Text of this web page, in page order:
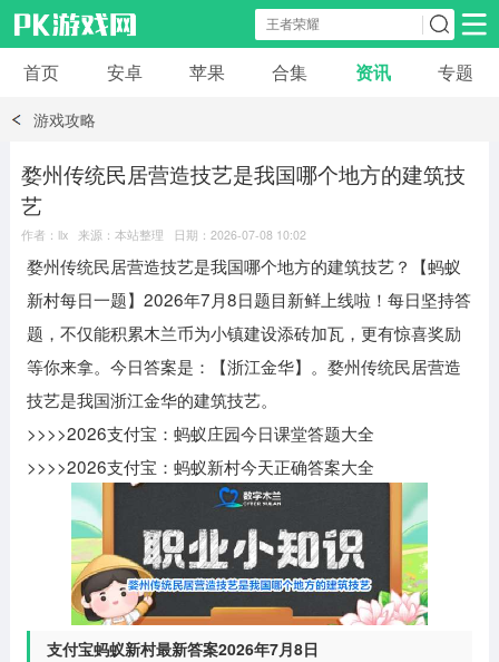
安卓应用 安卓游戏
冒险解谜 赛车游戏 破解游戏
动作射击
首页 安卓 苹果 合集 资讯 专题
游戏攻略
婺州传统民居营造技艺是我国哪个地方的建筑技
艺
作者：llx 来源：本站整理 日期：2026-07-08 10:02
婺州传统民居营造技艺是我国哪个地方的建筑技艺？【蚂蚁
新村每日一题】2026年7月8日题目新鲜上线啦！每日坚持答
题，不仅能积累木兰币为小镇建设添砖加瓦，更有惊喜奖励
等你来拿。今日答案是：【浙江金华】。婺州传统民居营造
技艺是我国浙江金华的建筑技艺。
>>>>2026支付宝：蚂蚁庄园今日课堂答题大全
>>>>2026支付宝：蚂蚁新村今天正确答案大全
支付宝蚂蚁新村最新答案2026年7月8日